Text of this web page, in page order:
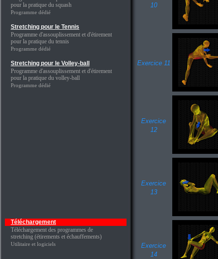
pour la pratique du squash
Programme dédié
Stretching pour le Tennis
Programme d'assouplissement et d'étirement
pour la pratique du tennis
Programme dédié
Stretching pour le Volley-ball
Programme d'assouplissement et d'étirement
pour la pratique du volley-ball
Programme dédié
Téléchargement
Téléchargement des programmes de
stretching (étirements et échauffements)
Utilitaire et logiciels
10
Exercice 11
Exercice
12
Exercice
13
Exercice
14